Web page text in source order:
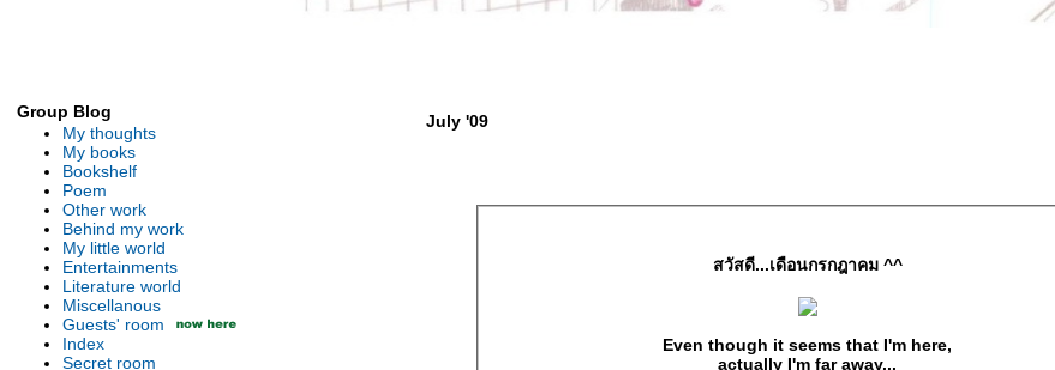
Group Blog
My thoughts
My books
Bookshelf
Poem
Other work
Behind my work
My little world
Entertainments
Literature world
Miscellanous
Guests' room
Index
Secret room
July '09
สวัสดี...เดือนกรกฎาคม ^^
Even though it seems that I'm here,
actually I'm far away...